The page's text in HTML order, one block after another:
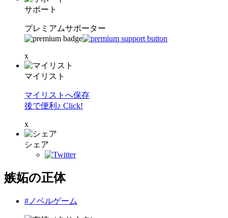
サポート
プレミアムサポーター
x
マイリスト
マイリストへ保存
後で便利♪ Click!
x
シェア
嫉妬の正体
#ノベルゲーム